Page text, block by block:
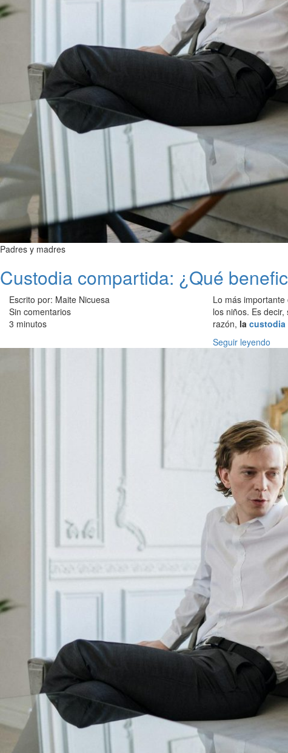
Padres y madres
Custodia compartida: ¿Qué
Escrito por: Maite Nicuesa
Sin comentarios
3 minutos
Lo más
los niños. Es
razón, la custodia
Seguir leyendo